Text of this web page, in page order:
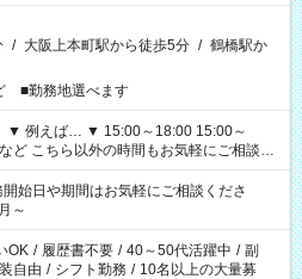
/ 大阪上本町駅から徒歩5分 / 鶴橋駅か
■勤務地選べます
ご相談く
始日や期間はお気軽にご相談くださ
～
OK / 履歴書不要 / 40～50代活躍中 / 副
自由 / シフト勤務 / 10名以上の大量募